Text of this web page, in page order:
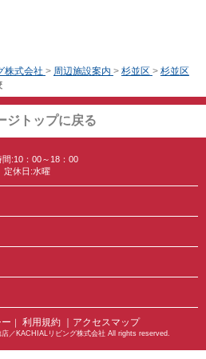
株式会社 > 周辺施設案内 > 杉並区 > 杉並区
ジトップに戻る
間:10：00～18：00
定休日:水曜
｜ 利用規約 ｜アクセスマップ
／KACHIALリビング株式会社 All rights reserved.